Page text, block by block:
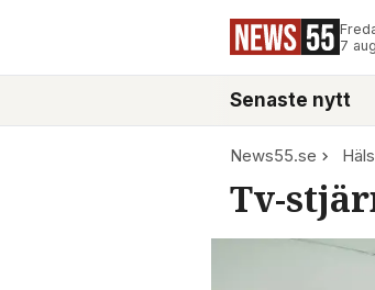
7
Senaste nytt
News55.se
Tv-